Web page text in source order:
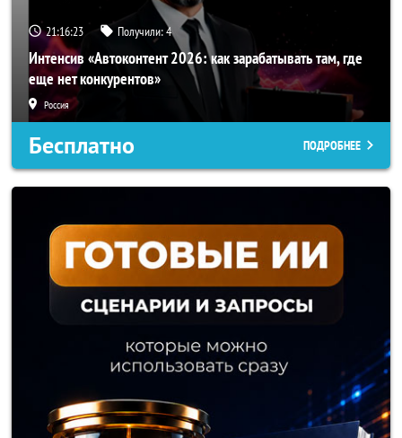
21:16:20 Получили:4
Интенсив «Автоконтент 2026: как зарабатывать там, где
еще нет конкурентов»
Россия
Бесплатно ПОДРОБНЕЕ